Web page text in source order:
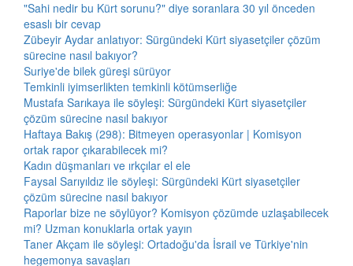
"Sahi nedir bu Kürt sorunu?" diye soranlara 30 yıl önceden
esaslı bir cevap
Zübeyir Aydar anlatıyor: Sürgündeki Kürt siyasetçiler çözüm
sürecine nasıl bakıyor?
Suriye'de bilek güreşi sürüyor
Temkinli iyimserlikten temkinli kötümserliğe
Mustafa Sarıkaya ile söyleşi: Sürgündeki Kürt siyasetçiler
çözüm sürecine nasıl bakıyor
Haftaya Bakış (298): Bitmeyen operasyonlar | Komisyon
ortak rapor çıkarabilecek mi?
Kadın düşmanları ve ırkçılar el ele
Faysal Sarıyıldız ile söyleşi: Sürgündeki Kürt siyasetçiler
çözüm sürecine nasıl bakıyor
Raporlar bize ne söylüyor? Komisyon çözümde uzlaşabilecek
mi? Uzman konuklarla ortak yayın
Taner Akçam ile söyleşi: Ortadoğu'da İsrail ve Türkiye'nin
hegemonya savaşları